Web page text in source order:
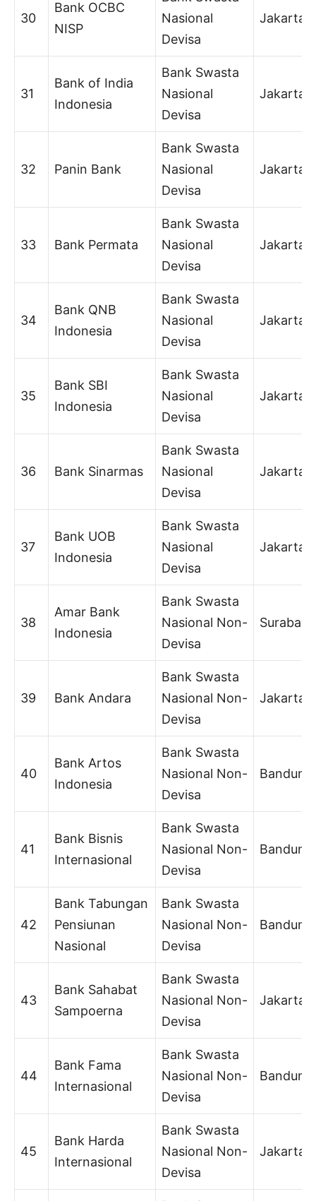
30
Bank OCBC
NISP
Nasional
Devisa
Jakarta
31
Bank of India
Indonesia
Bank Swasta
Nasional
Devisa
Jakarta
32 Panin Bank
Bank Swasta
Nasional
Devisa
Jakarta
33 Bank Permata
Bank Swasta
Nasional
Devisa
Jakarta
34
Bank QNB
Indonesia
Bank Swasta
Nasional
Devisa
Jakarta
35
Bank SBI
Indonesia
Bank Swasta
Nasional
Devisa
Jakarta
36 Bank Sinarmas
Bank Swasta
Nasional
Devisa
Jakarta
37
Bank UOB
Indonesia
Bank Swasta
Nasional
Devisa
Jakarta
38
Amar Bank
Indonesia
Bank Swasta
Nasional Non-
Devisa
Surabaya
39 Bank Andara
Bank Swasta
Nasional Non-
Devisa
Jakarta
40
Bank Artos
Indonesia
Bank Swasta
Nasional Non-
Devisa
Bandung
41
Bank Bisnis
Internasional
Bank Swasta
Nasional Non-
Devisa
Bandung
42
Bank Tabungan
Pensiunan
Nasional
Bank Swasta
Nasional Non-
Devisa
Bandung
43
Bank Sahabat
Sampoerna
Bank Swasta
Nasional Non-
Devisa
Jakarta
44
Bank Fama
Internasional
Bank Swasta
Nasional Non-
Devisa
Bandung
45
Bank Harda
Internasional
Bank Swasta
Nasional Non-
Devisa
Jakarta